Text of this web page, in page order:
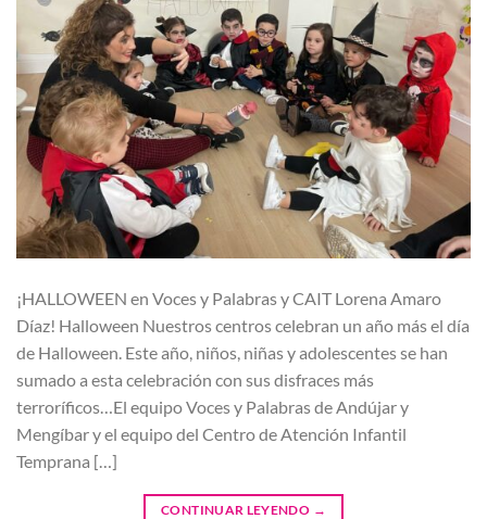
¡HALLOWEEN en Voces y Palabras y CAIT Lorena Amaro
Díaz! Halloween Nuestros centros celebran un año más el día
de Halloween. Este año, niños, niñas y adolescentes se han
sumado a esta celebración con sus disfraces más
terroríficos…El equipo Voces y Palabras de Andújar y
Mengíbar y el equipo del Centro de Atención Infantil
Temprana […]
CONTINUAR LEYENDO →